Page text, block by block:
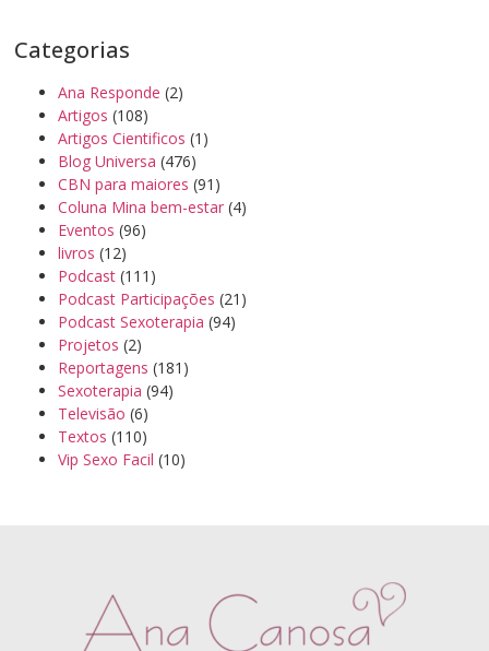
Categorias
Ana Responde (2)
Artigos (108)
Artigos Cientificos (1)
Blog Universa (476)
CBN para maiores (91)
Coluna Mina bem-estar (4)
Eventos (96)
livros (12)
Podcast (111)
Podcast Participações (21)
Podcast Sexoterapia (94)
Projetos (2)
Reportagens (181)
Sexoterapia (94)
Televisão (6)
Textos (110)
Vip Sexo Facil (10)